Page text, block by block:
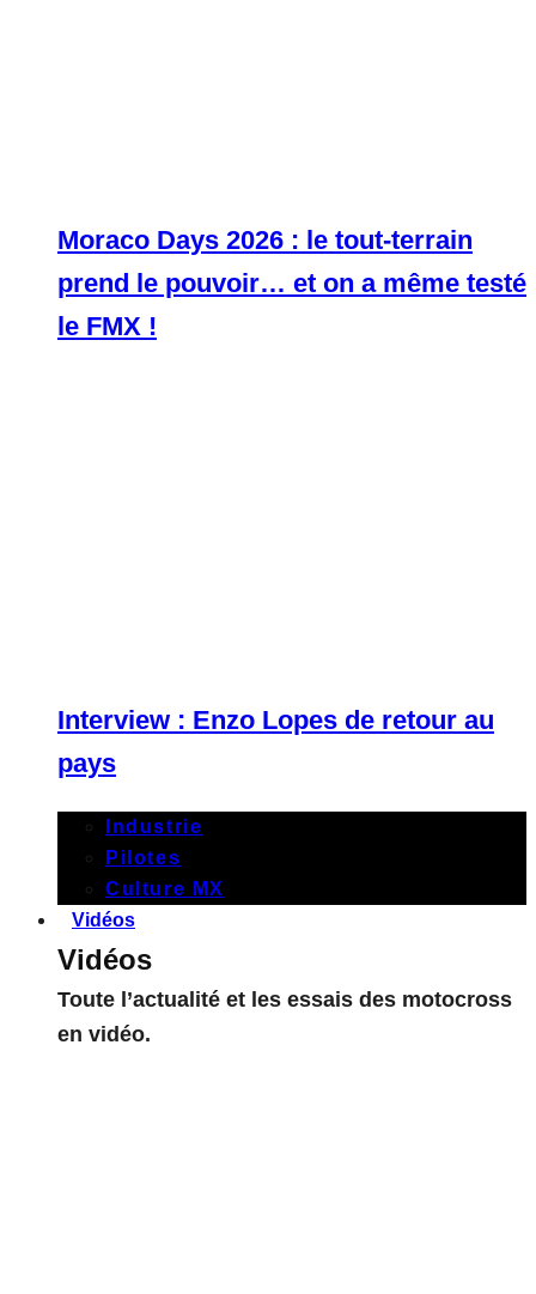
Moraco Days 2026 : le tout-terrain
prend le pouvoir… et on a même testé
le FMX !
Interview : Enzo Lopes de retour au
pays
Industrie
Pilotes
Culture MX
Vidéos
Vidéos
Toute l’actualité et les essais des motocross
en vidéo.